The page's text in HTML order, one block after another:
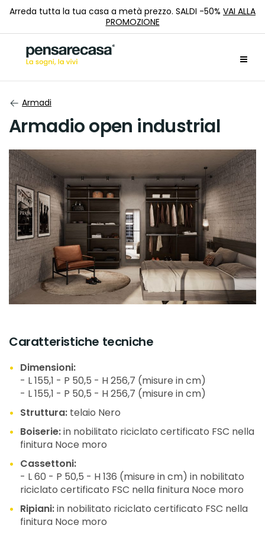
Arreda tutta la tua casa a metà prezzo. SALDI -50% VAI ALLA
PROMOZIONE
Armadi
Armadio open industrial
Caratteristiche tecniche
Dimensioni:
- L 155,1 - P 50,5 - H 256,7 (misure in cm)
- L 155,1 - P 50,5 - H 256,7 (misure in cm)
Struttura: telaio Nero
Boiserie:in nobilitato riciclato certificato FSC nella
finitura Noce moro
Cassettoni:
- L 60 - P 50,5 - H 136 (misure in cm) in nobilitato
riciclato certificato FSC nella finitura Noce moro
Ripiani:in nobilitato riciclato certificato FSC nella
finitura Noce moro